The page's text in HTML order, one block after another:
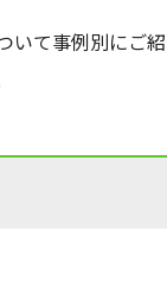
いて事例別にご紹